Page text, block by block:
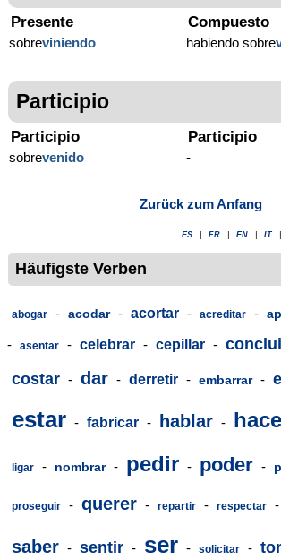
Presente
sobreviniendo
Compuesto
habiendo sobre
Participio
Participio
sobrevenido
Participio
-
Zurück zum Anfang
ES FR EN IT
Häufigste Verben
abogar - acodar - acortar - acreditar -
- asentar - celebrar - cepillar -
costar - dar - derretir - embarrar -
estar - fabricar - hablar -
ligar - nombrar - pedir - poder -
proseguir - querer - repartir - respectar -
saber - sentir - ser - solicitar -